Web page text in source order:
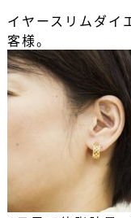
イヤースリムダイ
客様。